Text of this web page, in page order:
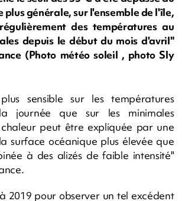
plus générale, sur l'ensemble de l'île,
des températures au
depuis le début du mois d'avril"
(Photo météo soleil , photo Sly
sensible sur les températures
journée que sur les minimales
peut être expliquée par une
surface océanique plus élevée que
à des alizés de faible intensité"
2019 pour observer un tel excédent